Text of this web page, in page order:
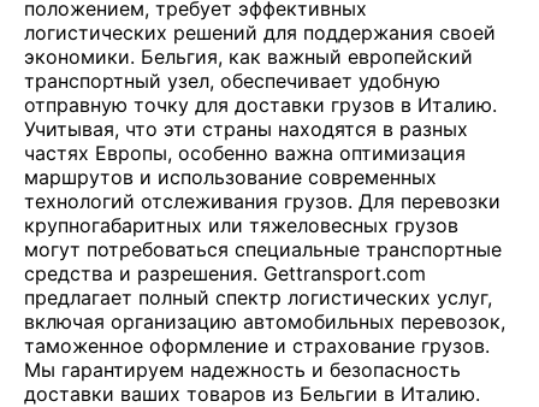
положением, требует эффективных
логистических решений для поддержания своей
экономики. Бельгия, как важный европейский
транспортный узел, обеспечивает удобную
отправную точку для доставки грузов в Италию.
Учитывая, что эти страны находятся в разных
частях Европы, особенно важна оптимизация
маршрутов и использование современных
технологий отслеживания грузов. Для перевозки
крупногабаритных или тяжеловесных грузов
могут потребоваться специальные транспортные
средства и разрешения. Gettransport.com
предлагает полный спектр логистических услуг,
включая организацию автомобильных перевозок,
таможенное оформление и страхование грузов.
Мы гарантируем надежность и безопасность
доставки ваших товаров из Бельгии в Италию.